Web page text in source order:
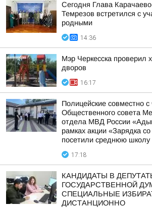
Сегодня Глава
Темрезов встретился с
родными
14:36
Мэр Черкесска проверил
дворов
16:17
Полицейские совместно
Общественного совета
отдела МВД России
рамках акции «Зарядка
посетили среднюю
17:18
КАНДИДАТЫ В
ГОСУДАРСТВЕННОЙ
СПЕЦИАЛЬНЫЕ
ДИСТАНЦИОННО